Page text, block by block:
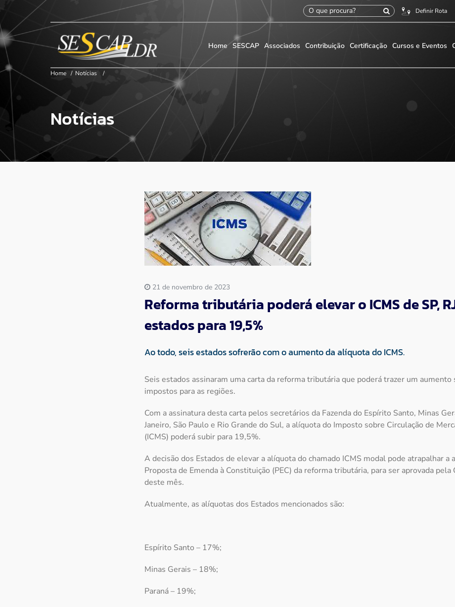
Definir Rota
Home SESCAP Associados Contribuição Certificação Cursos e Eventos
×
Início
SESCAP
Associados
Contribuição
Certificação
Home / Notícias /
Notícias
21 de novembro de 2023
Reforma tributária poderá elevar o ICMS de SP,
estados para 19,5%
Ao todo, seis estados sofrerão com o aumento da alíquota do ICMS.
Seis estados assinaram uma carta da reforma tributária que poderá trazer um aumento
impostos para as regiões.
Com a assinatura desta carta pelos secretários da Fazenda do Espírito Santo, Minas
Janeiro, São Paulo e Rio Grande do Sul, a alíquota do Imposto sobre Circulação de
(ICMS) poderá subir para 19,5%.
A decisão dos Estados de elevar a alíquota do chamado ICMS modal pode atrapalhar a
Proposta de Emenda à Constituição (PEC) da reforma tributária, para ser aprovada pela
deste mês.
Atualmente, as alíquotas dos Estados mencionados são:
Espírito Santo – 17%;
Minas Gerais – 18%;
Paraná – 19%;